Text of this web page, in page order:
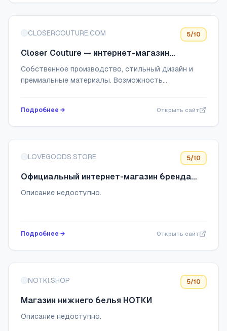
CLOSERCOUTURE.COM 5/10
Closer Couture — интернет-магазин
кутюрного нижнего белья
Собственное производство, стильный дизайн и
премиальные материалы. Возможность
Подробнее → Открыть сайт
LOVEGOODS.STORE 5/10
Официальный интернет-магазин бренда
LVG
Описание недоступно.
Подробнее → Открыть сайт
NOTKI.SHOP 5/10
Магазин нижнего белья НОТКИ
Описание недоступно.